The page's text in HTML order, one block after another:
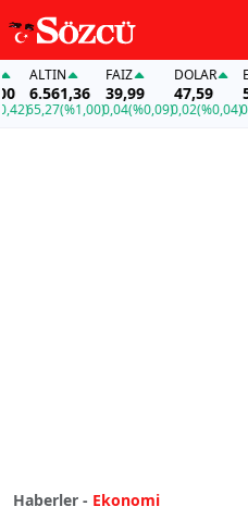
ALTIN
6.561,36
65,27(%1,00)
FAİZ
39,99
0,04(%0,09)
DOLAR
47,59
0,02(%0,04)0,10
Haberler - Ekonomi